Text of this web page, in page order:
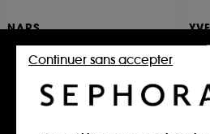
NARS
Poudre bronzante Format Voyage
24,00€
À
9
Continuer sans accepter